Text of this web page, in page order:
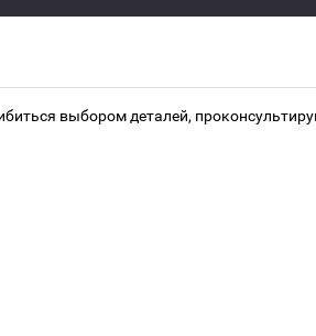
выбором деталей,